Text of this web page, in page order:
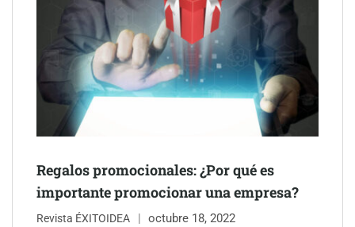
Regalos promocionales: ¿Por qué es
importante promocionar una empresa?
Revista ÉXITOIDEA octubre 18, 2022